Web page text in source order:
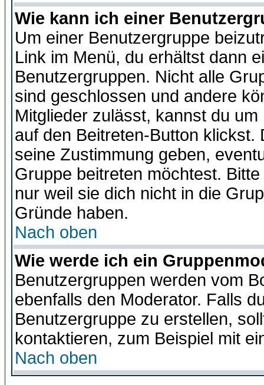
Wie kann ich einer
Um einer Benutzergruppe
Link im Menü, du erhältst dann
Benutzergruppen. Nicht alle
sind geschlossen und andere
Mitglieder zulässt, kannst du
auf den Beitreten-Button
seine Zustimmung geben,
Gruppe beitreten möchtest.
nur weil sie dich nicht in die
Gründe haben.
Nach oben
Wie werde ich ein
Benutzergruppen werden vom
ebenfalls den Moderator. Falls
Benutzergruppe zu erstellen,
kontaktieren, zum Beispiel mit
Nach oben